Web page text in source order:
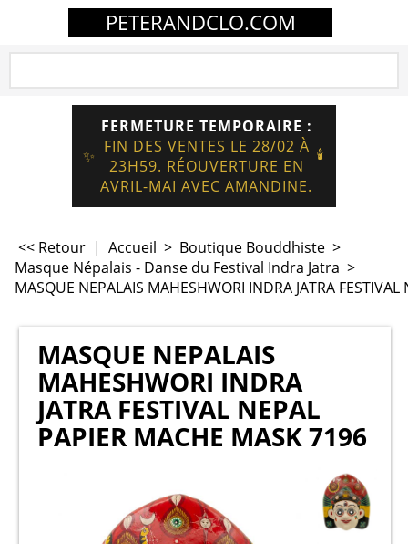
PETERANDCLO.COM
✨
FERMETURE TEMPORAIRE :
FIN DES VENTES LE 28/02 À
23H59. RÉOUVERTURE EN
AVRIL-MAI AVEC AMANDINE.
🕯️
<< Retour | Accueil > Boutique Bouddhiste >
Masque Népalais - Danse du Festival Indra Jatra >
MASQUE NEPALAIS MAHESHWORI INDRA JATRA
MASQUE NEPALAIS
MAHESHWORI INDRA
JATRA FESTIVAL NEPAL
PAPIER MACHE MASK 7196